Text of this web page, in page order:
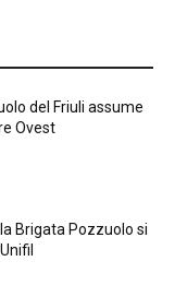
del Friuli assume
Ovest
Brigata Pozzuolo si